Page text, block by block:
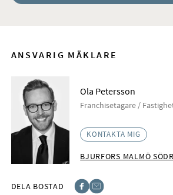
ANSVARIG MÄKLARE
Ola Petersson
Franchisetagare /
KONTAKTA MIG
BJURFORS MALMÖ
DELA BOSTAD